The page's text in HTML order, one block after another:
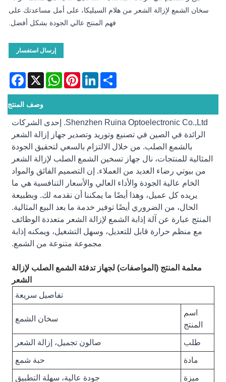
سخان الشمع لإزالة الشعر من هلام السيليكا، على أمل مساعدتك على
فهم المنتج عالي الجودة بشكل أفضل.
إرسال استفسار
X
WhatsAppPinterestLinkedInShare
وصف المنتج
Shenzhen Ruina Optoelectronic Co.,Ltd. إحدى الشركات
الرائدة في الصين في تصنيع وتوريد وتصدير جهاز إزالة الشعر
بالشمع الصلب. من خلال الالتزام بالسعي لتحقيق الجودة
المثالية للمنتجات، نال جهاز تسخين الشمع الصلب لإزالة الشعر
من بيوتي رضاء العديد من العملاء. إن التصميم الفائق والمواد
الخام عالية الجودة والأداء العالي والأسعار التنافسية هي ما
يريده كل عميل، وهذا أيضًا ما يمكننا أن نقدمه لك. وبطبيعة
الحال، من الضروري أيضًا توفير خدمة ما بعد البيع المثالية.
المنتج عبارة عن آلة إذابة الشمع لإزالة الشعر متعددة الوظائف
مع منظم حرارة قابل للتعديل، وسهل التشغيل، ويمكنه إذابة
مجموعة متنوعة من الشمع.
معلمة المنتج (المواصفات) لجهاز تدفئة الشمع الصلب لإزالة
الشعر
تفاصيل سريعة
اسم
المنتج
سخان الشمع
طلب صالون تجميل، إزالة الشعر
مادة حبة شمع
ميزة جودة عالية، سهلة التطبيق